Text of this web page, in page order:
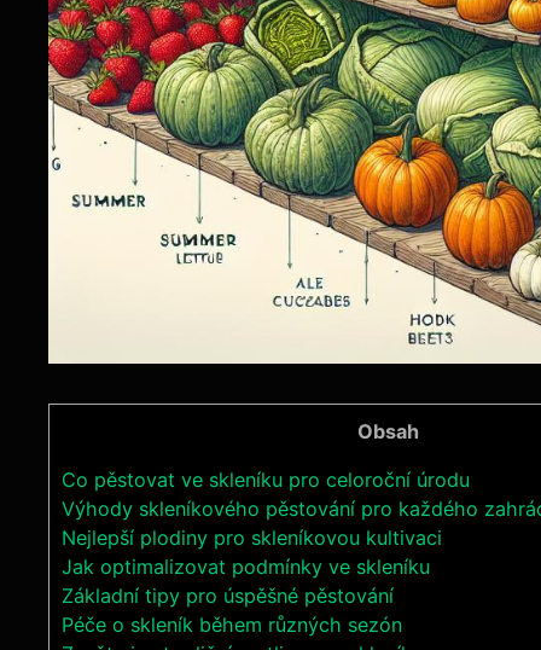
Obsah
Co pěstovat ve skleníku pro celoroční úrodu
Výhody skleníkového pěstování pro každého
Nejlepší plodiny pro skleníkovou kultivaci
Jak optimalizovat podmínky ve skleníku
Základní tipy pro úspěšné pěstování
Péče o skleník během různých sezón